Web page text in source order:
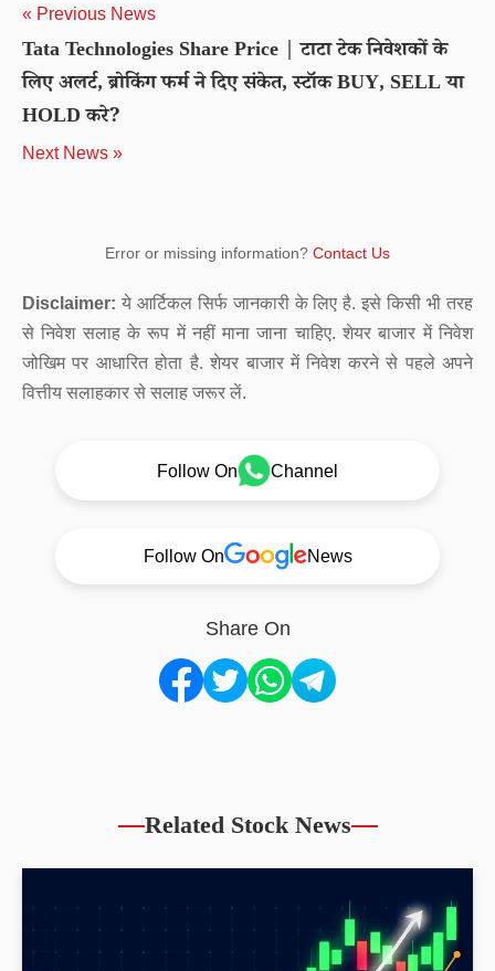
« Previous News
Tata Technologies Share Price | टाटा टेक निवेशकों के
लिए अलर्ट, ब्रोकिंग फर्म ने दिए संकेत, स्टॉक BUY, SELL या
HOLD करे?
Next News »
Error or missing information? Contact Us
Disclaimer: ये आर्टिकल सिर्फ जानकारी के लिए है. इसे किसी भी तरह
से निवेश सलाह के रूप में नहीं माना जाना चाहिए. शेयर बाजार में निवेश
जोखिम पर आधारित होता है. शेयर बाजार में निवेश करने से पहले अपने
वित्तीय सलाहकार से सलाह जरूर लें.
Follow On Channel
Follow On News
Share On
Related Stock News